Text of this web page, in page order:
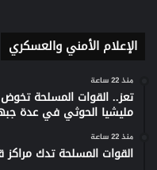
الإعلام الأمني والعسكري
منذ 22 ساعة
تعز.. القوات المسلحة
مليشيا الحوثي في عدة
منذ 22 ساعة
القوات المسلحة تدك